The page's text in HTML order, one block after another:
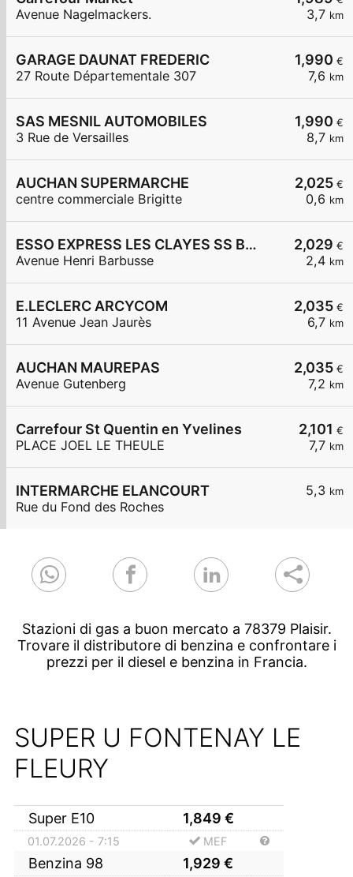
3,7 km
Avenue Nagelmackers.
1,990 €
7,6 km
GARAGE DAUNAT FREDERIC
27 Route Départementale 307
1,990 €
8,7 km
SAS MESNIL AUTOMOBILES
3 Rue de Versailles
2,025 €
0,6 km
AUCHAN SUPERMARCHE
centre commerciale Brigitte
2,029 €
2,4 km
ESSO EXPRESS LES CLAYES SS BOIS LA VIGNERAIE
Avenue Henri Barbusse
2,035 €
6,7 km
E.LECLERC ARCYCOM
11 Avenue Jean Jaurès
2,035 €
7,2 km
AUCHAN MAUREPAS
Avenue Gutenberg
2,101 €
7,7 km
Carrefour St Quentin en Yvelines
PLACE JOEL LE THEULE
5,3 km
INTERMARCHE ELANCOURT
Rue du Fond des Roches
Stazioni di gas a buon mercato a 78379 Plaisir.
Trovare il distributore di benzina e confrontare i
prezzi per il diesel e benzina in Francia.
SUPER U FONTENAY LE
FLEURY
Super E10 1,849 €
01.07.2026 - 7:15 MEF
Benzina 98 1,929 €